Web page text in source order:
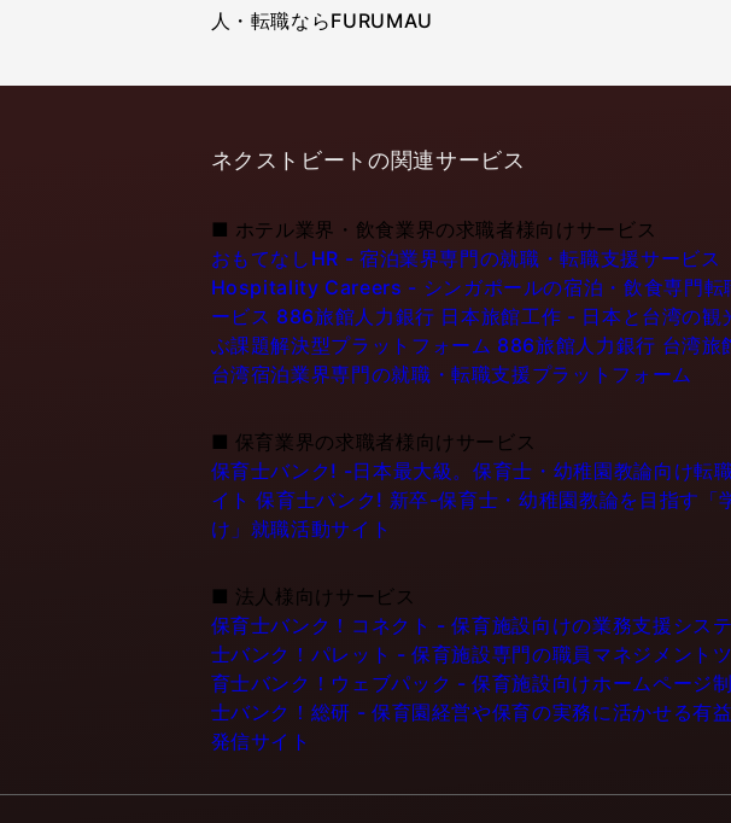
人・転職ならFURUMAU
ネクストビートの関連サービス
■ ホテル業界・飲食業界の求職者様向けサービス
おもてなしHR - 宿泊業界専門の就職・転職支援サービス
Hospitality Careers - シンガポールの宿泊・飲食専門転
ービス 886旅館人力銀行 日本旅館工作 - 日本と台湾の観
ぶ課題解決型プラットフォーム 886旅館人力銀行 台湾旅
台湾宿泊業界専門の就職・転職支援プラットフォーム
■ 保育業界の求職者様向けサービス
保育士バンク! -日本最大級。保育士・幼稚園教論向け転
イト 保育士バンク! 新卒-保育士・幼稚園教論を目指す「
け」就職活動サイト
■ 法人様向けサービス
保育士バンク！コネクト - 保育施設向けの業務支援シス
士バンク！パレット - 保育施設専門の職員マネジメント
育士バンク！ウェブパック - 保育施設向けホームページ
士バンク！総研 - 保育園経営や保育の実務に活かせる有
発信サイト